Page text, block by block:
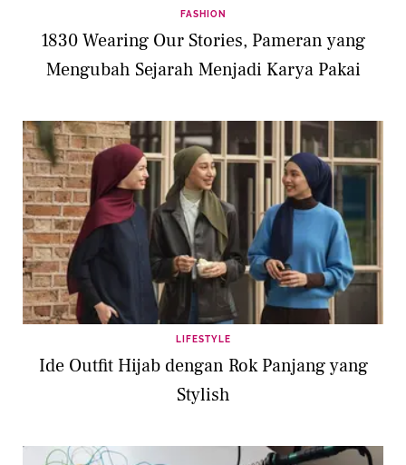
FASHION
1830 Wearing Our Stories, Pameran yang
Mengubah Sejarah Menjadi Karya Pakai
LIFESTYLE
Ide Outfit Hijab dengan Rok Panjang yang
Stylish